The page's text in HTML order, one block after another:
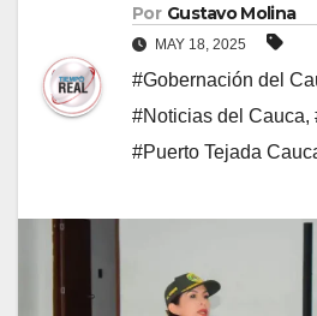
Por Gustavo Molina
MAY 18, 2025
#Gobernación del
#Noticias del Cauca,
#Puerto Tejada